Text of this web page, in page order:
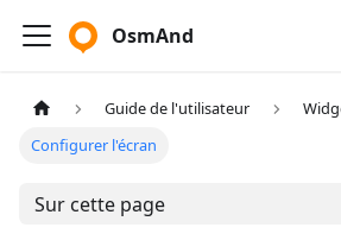
OsmAnd
Guide de l'utilisateur
Configurer l'écran
Sur cette page